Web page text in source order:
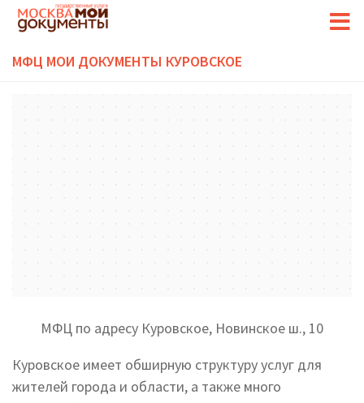
МФЦ МОИ ДОКУМЕНТЫ КУРОВСКОЕ
МФЦ по адресу Куровское, Новинское ш., 10
Куровское имеет обширную структуру услуг для
жителей города и области, а также много